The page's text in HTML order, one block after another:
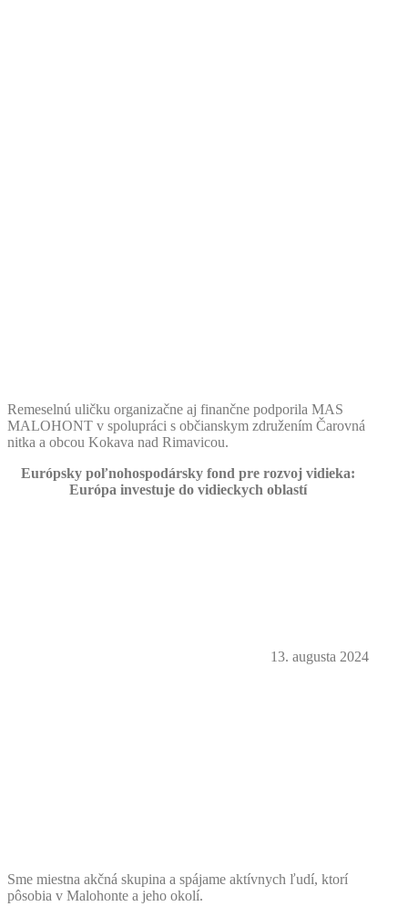
Remeselnú uličku organizačne aj finančne podporila MAS
MALOHONT v spolupráci s občianskym združením Čarovná
nitka a obcou Kokava nad Rimavicou.
Európsky poľnohospodársky fond pre rozvoj vidieka:
Európa investuje do vidieckych oblastí
13. augusta 2024
Sme miestna akčná skupina a spájame aktívnych ľudí, ktorí
pôsobia v Malohonte a jeho okolí.